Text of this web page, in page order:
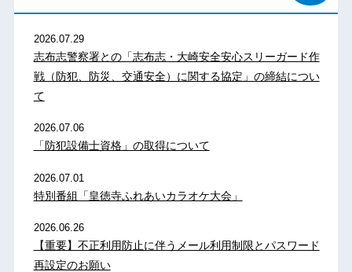
2026.07.29
志布志警察署との「志布志・大崎安全安心スリーガード作
戦（防犯、防災、交通安全）に関する協定」の締結につい
て
2026.07.06
「防犯設備士資格」の取得について
2026.07.01
特別番組「皇徳寺ふれあいカラオケ大会」
2026.06.26
【重要】不正利用防止に伴うメール利用制限とパスワード
再設定のお願い